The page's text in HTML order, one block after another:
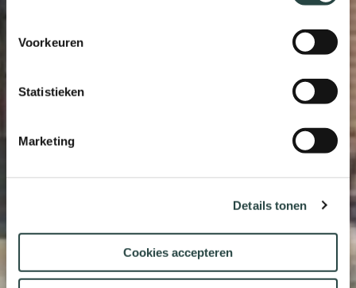
Voorkeuren
Statistieken
Marketing
Details tonen
Cookies accepteren